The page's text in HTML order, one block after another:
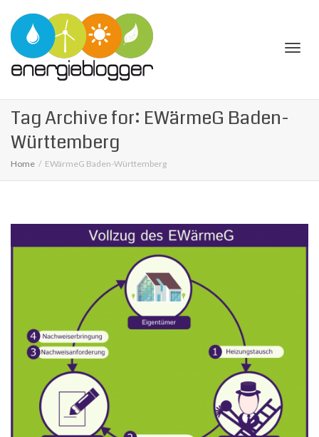
Tag Archive for: EWärmeG Baden-
Württemberg
Home EWärmeG Baden-Württemberg